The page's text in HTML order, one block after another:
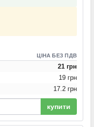
ЦІНА БЕЗ ПДВ
21 грн
19 грн
17.2 грн
купити